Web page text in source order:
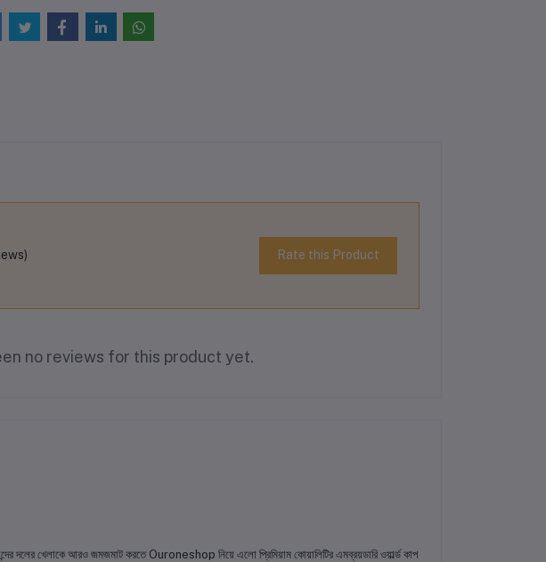
Rate this Product
no reviews for this product yet.
দলের খেলাকে আরও জমজমাট করতে Ouroneshop নিয়ে এলো প্রিমিয়াম কোয়ালিটির এমব্রয়ডারি ওয়ার্ল্ড কাপ